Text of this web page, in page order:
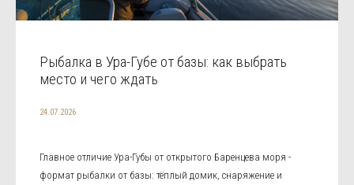
Рыбалка в Ура-Губе от базы: как выбрать
место и чего ждать
24.07.2026
Главное отличие Ура-Губы от открытого Баренцева моря -
формат рыбалки от базы: тёплый домик, снаряжение и